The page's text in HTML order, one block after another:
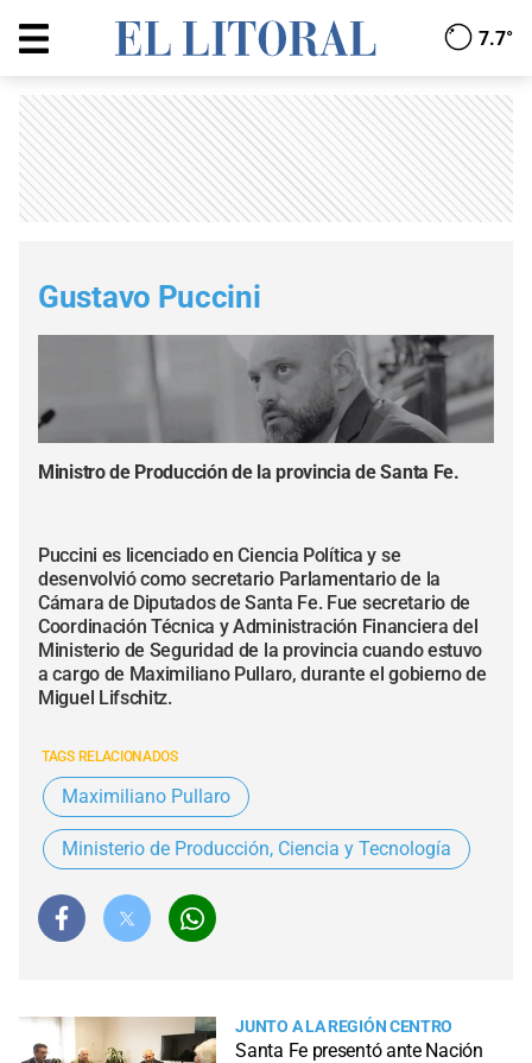
7.7°
Gustavo Puccini
Ministro de Producción de la provincia de Santa Fe.
Puccini es licenciado en Ciencia Política y se
desenvolvió como secretario Parlamentario de la
Cámara de Diputados de Santa Fe. Fue secretario de
Coordinación Técnica y Administración Financiera del
Ministerio de Seguridad de la provincia cuando estuvo
a cargo de Maximiliano Pullaro, durante el gobierno de
Miguel Lifschitz.
TAGS RELACIONADOS
Maximiliano Pullaro
Ministerio de Producción, Ciencia y Tecnología
JUNTO A LA REGIÓN CENTRO
Santa Fe presentó ante Nación